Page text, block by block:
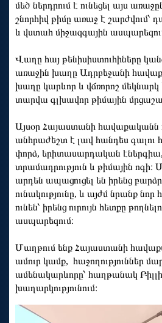
մեծ ներդրում է ունեցել այս
շնորհիվ թիմը առաջ է շարժվում՝
և վստահ միջազգային
Վաղը հայ թենիսիստուհիները
առաջին խաղը Ադրբեջանի
խաղը կարևոր և վճռորոշ մեկնարկ
տարվա գլխավոր թիմային
Այսօր Հայաստանի հավաքականն
անհրաժեշտ է լավ հանդես գալու
փորձ, երիտասարդական
տրամադրություն և թիմային ոգի։
արդեն ապացուցել են իրենց
ունակությունը, և այժմ նրանք նոր
ունեն՝ իրենց ուրույն հետքը
ասպարեզում։
Մաղթում ենք Հայաստանի
ամուր կամք, հաջողություններ
ամենակարևորը՝ հաղթանակ
խաղարկությունում։